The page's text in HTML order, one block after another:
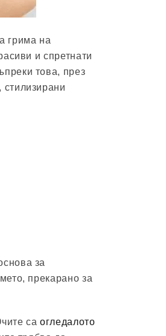
грима на
и спретнати
това, през
за
прекарано за
саогледалото